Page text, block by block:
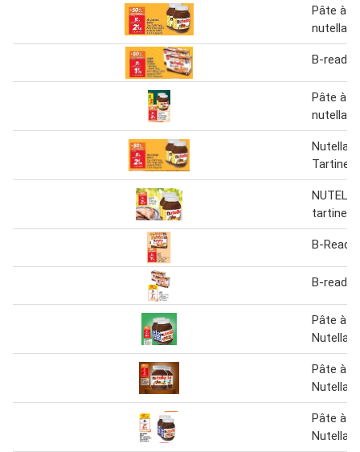
Pâte à
nutella
B-ready
Pâte à
nutella
Nutella
Tartiner
tartiner
B-Ready
B-ready
Pâte à
Nutella
Pâte à
Nutella
Pâte à
Nutella